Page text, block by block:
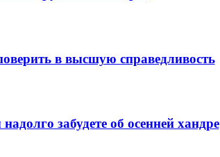
в высшую справедливость
забудете об осенней хандре